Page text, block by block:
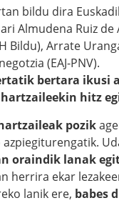
bildu dira
Almudena Ruiz
Bildu), Arrate
(EAJ-PNV).
bertara ikusi
hitz
pozik
oraindik lanak
herrira ekar
lanik ere, babes